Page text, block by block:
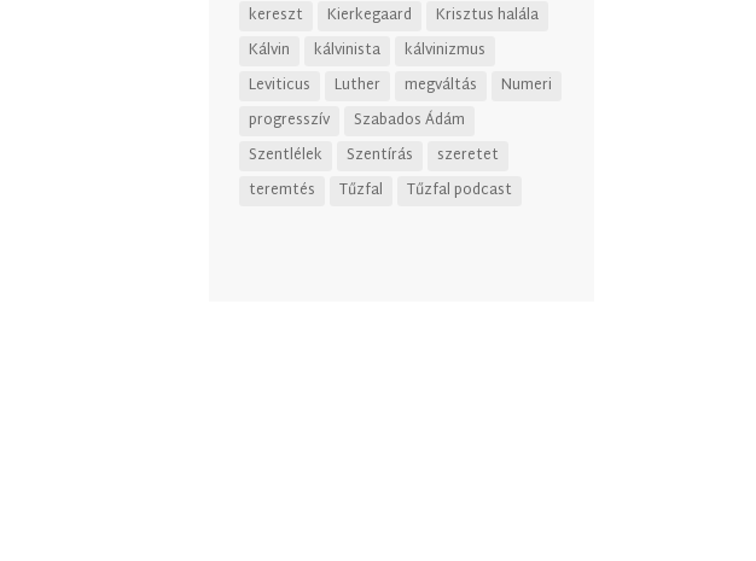
kereszt
Kierkegaard
Krisztus halála
Kálvin
kálvinista
kálvinizmus
Leviticus
Luther megváltás
Numeri
progresszív
Szabados Ádám
Szentlélek
Szentírás
szeretet
teremtés
Tűzfal Tűzfal podcast